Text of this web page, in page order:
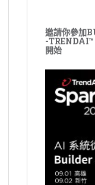
邀請你參加
-TRENDAI™
開始